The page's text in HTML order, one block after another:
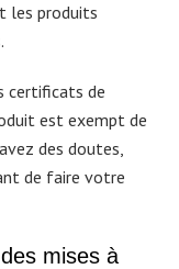
les produits
certificats de
est exempt de
des doutes,
de faire votre
mises à